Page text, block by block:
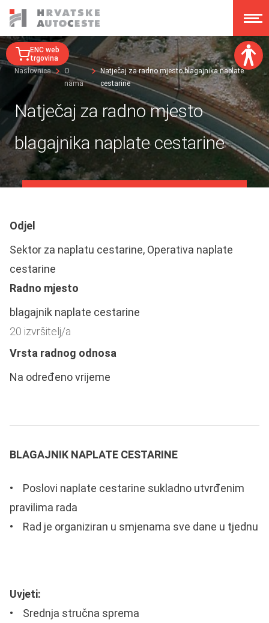
Veličina fonta:
A A A A
Disleksija:
ENC web
trgovina
Naslovnica
O
nama
Natječaj za radno mjesto blagajnika naplate
cestarine
Natječaj za radno mjesto
blagajnika naplate cestarine
Odjel
Sektor za naplatu cestarine, Operativa naplate
cestarine
Radno mjesto
blagajnik naplate cestarine
20 izvršitelj/a
Vrsta radnog odnosa
Na određeno vrijeme
BLAGAJNIK NAPLATE CESTARINE
• Poslovi naplate cestarine sukladno utvrđenim
pravilima rada
• Rad je organiziran u smjenama sve dane u tjednu
Uvjeti:
• Srednja stručna sprema